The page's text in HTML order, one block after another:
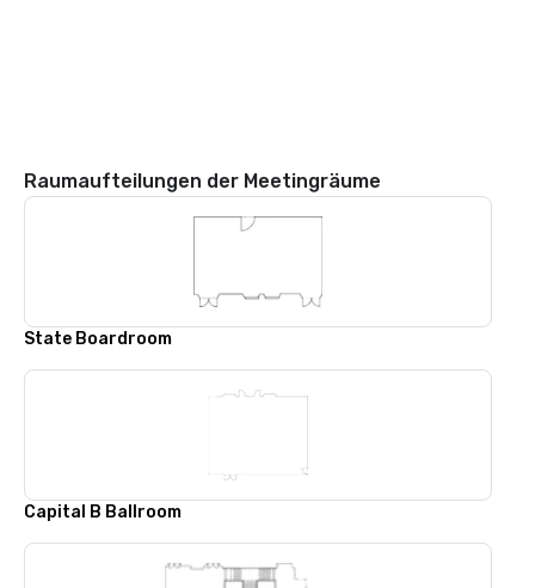
Raumaufteilungen der Meetingräume
State Boardroom
Capital B Ballroom